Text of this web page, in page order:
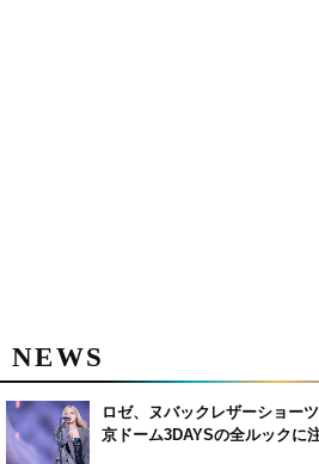
NEWS
ロゼ、ヌバックレザーショ
京ドーム3DAYSの全ルックに